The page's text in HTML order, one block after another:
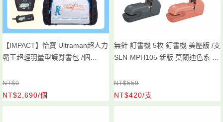
【IMPACT】怡寶 Ultraman超人力
霸王超輕羽量型護脊書包 /個
NT$0
NT$2,690/個
無針 訂書機 5枚 釘書機 美壓版 /支
SLN-MPH105 新版 莫蘭迪色系 顏
NT$550
NT$420/支